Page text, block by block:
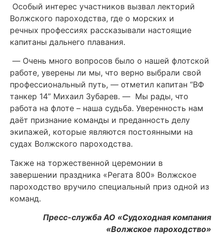
Особый интерес участников вызвал лекторий
Волжского пароходства, где о морских и
речных профессиях рассказывали настоящие
капитаны дальнего плавания.
— Очень много вопросов было о нашей флотской
работе, уверены ли мы, что верно выбрали свой
профессиональный путь, — отметил капитан “ВФ
танкер 14” Михаил Зубарев. — Мы рады, что
работа на флоте – наша судьба. Уверенность нам
даёт признание команды и преданность делу
экипажей, которые являются постоянными на
судах Волжского пароходства.
Также на торжественной церемонии в
завершении праздника «Регата 800» Волжское
пароходство вручило специальный приз одной из
команд.
Пресс-служба АО «Судоходная компания
«Волжское пароходство»